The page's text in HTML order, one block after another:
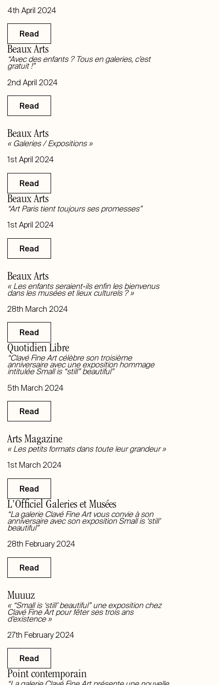
4th April 2024
Read
Beaux Arts
“Avec des enfants ? Tous en galeries, c’est
gratuit !”
2nd April 2024
Read
Beaux Arts
« Galeries / Expositions »
1st April 2024
Read
Beaux Arts
“Art Paris tient toujours ses promesses”
1st April 2024
Read
Beaux Arts
« Les enfants seraient-ils enfin les bienvenus
dans les musées et lieux culturels ? »
28th March 2024
Read
Quotidien Libre
“Clavé Fine Art célèbre son troisième
anniversaire avec une exposition hommage
intitulée Small is “still” beautiful”
5th March 2024
Read
Arts Magazine
« Les petits formats dans toute leur grandeur »
1st March 2024
Read
L'Officiel Galeries et Musées
“La galerie Clavé Fine Art vous convie à son
anniversaire avec son exposition Small is ‘still’
beautiful”
28th February 2024
Read
Muuuz
« “Small is ‘still’ beautiful” une exposition chez
Clavé Fine Art pour fêter ses trois ans
d’existence »
27th February 2024
Read
Point contemporain